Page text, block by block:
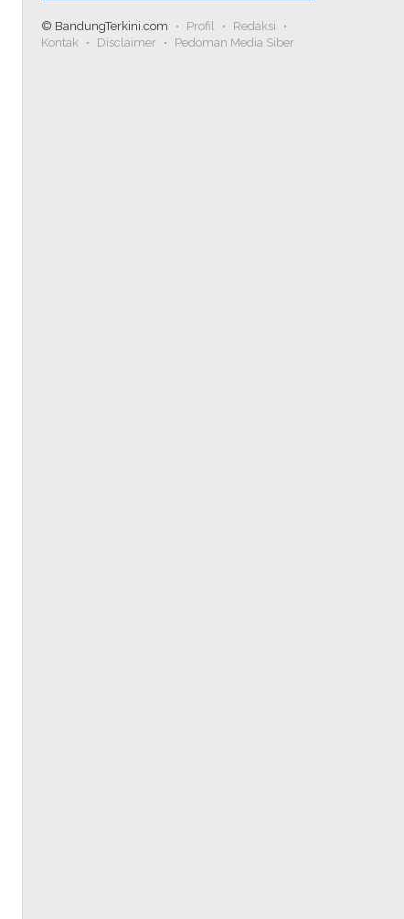
© BandungTerkini.com Profil
Redaksi
Kontak
Disclaimer Pedoman Media Siber